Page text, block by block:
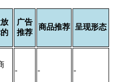
广告
推荐
商品推荐 呈现形态
- - -